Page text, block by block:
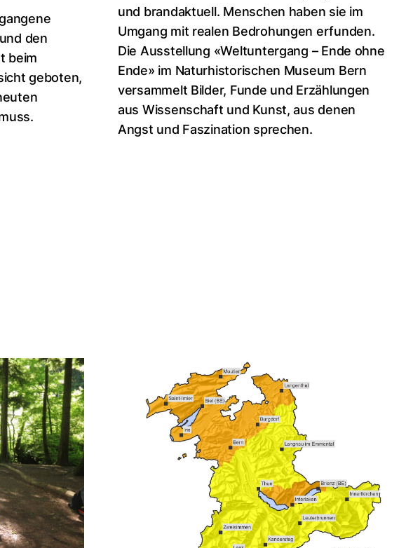
den
beim
geboten,
und brandaktuell. Menschen haben sie im
Umgang mit realen Bedrohungen erfunden.
Die Ausstellung «Weltuntergang – Ende ohne
Ende» im Naturhistorischen Museum Bern
versammelt Bilder, Funde und Erzählungen
aus Wissenschaft und Kunst, aus denen
Angst und Faszination sprechen.